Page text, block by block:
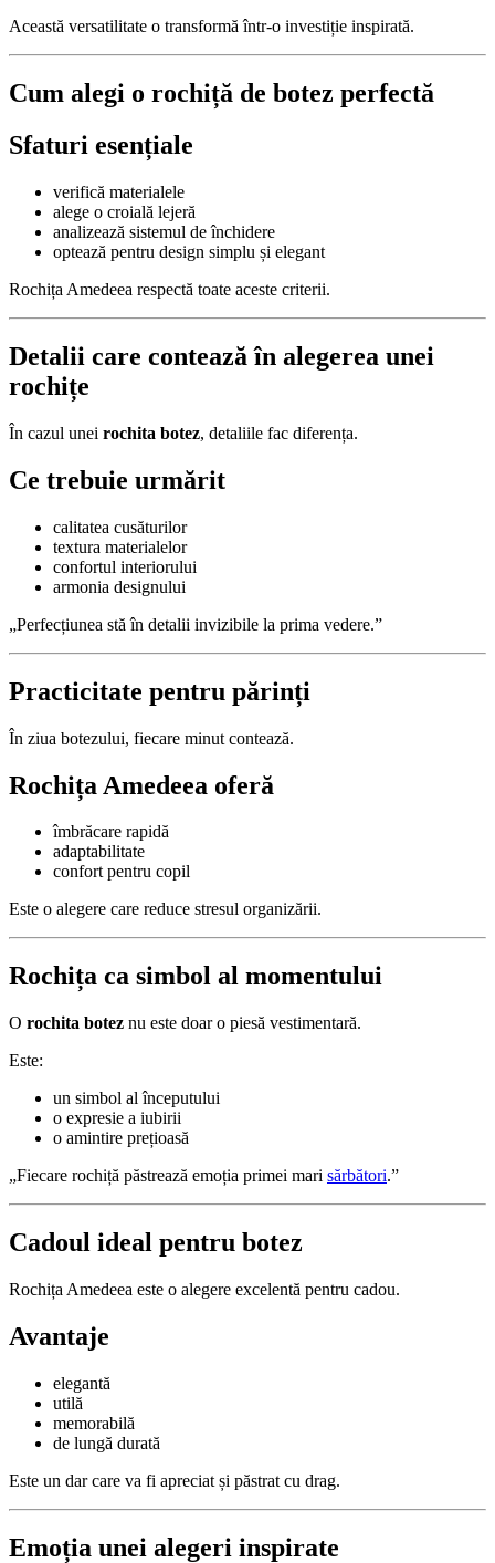
Această versatilitate o transformă într-o investiție inspirată.
Cum alegi o rochiță de botez perfectă
Sfaturi esențiale
verifică materialele
alege o croială lejeră
analizează sistemul de închidere
optează pentru design simplu și elegant
Rochița Amedeea respectă toate aceste criterii.
Detalii care contează în alegerea unei
rochițe
În cazul unei rochita botez, detaliile fac diferența.
Ce trebuie urmărit
calitatea cusăturilor
textura materialelor
confortul interiorului
armonia designului
„Perfecțiunea stă în detalii invizibile la prima vedere.”
Practicitate pentru părinți
În ziua botezului, fiecare minut contează.
Rochița Amedeea oferă
îmbrăcare rapidă
adaptabilitate
confort pentru copil
Este o alegere care reduce stresul organizării.
Rochița ca simbol al momentului
O rochita botez nu este doar o piesă vestimentară.
Este:
un simbol al începutului
o expresie a iubirii
o amintire prețioasă
„Fiecare rochiță păstrează emoția primei mari sărbători.”
Cadoul ideal pentru botez
Rochița Amedeea este o alegere excelentă pentru cadou.
Avantaje
elegantă
utilă
memorabilă
de lungă durată
Este un dar care va fi apreciat și păstrat cu drag.
Emoția unei alegeri inspirate